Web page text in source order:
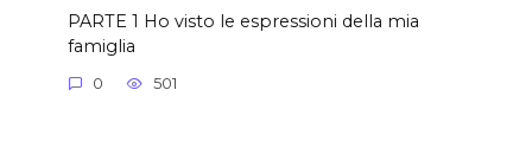
PARTE 1 Ho visto le espressioni della mia
famiglia
0 501